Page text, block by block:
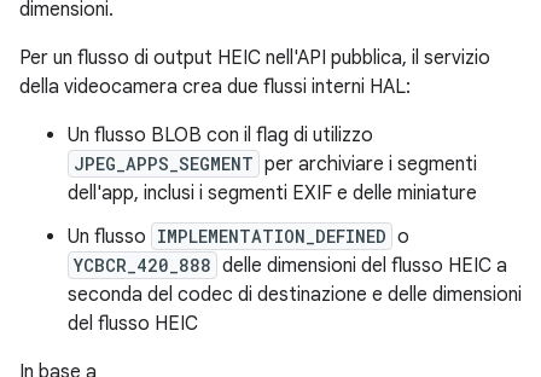
dimensioni.
Per un flusso di output HEIC nell'API pubblica, il servizio
della videocamera crea due flussi interni HAL:
Un flusso BLOB con il flag di utilizzo
JPEG_APPS_SEGMENT per archiviare i segmenti
dell'app, inclusi i segmenti EXIF e delle miniature
Un flusso IMPLEMENTATION_DEFINED o
YCBCR_420_888 delle dimensioni del flusso HEIC a
seconda del codec di destinazione e delle dimensioni
del flusso HEIC
In base a